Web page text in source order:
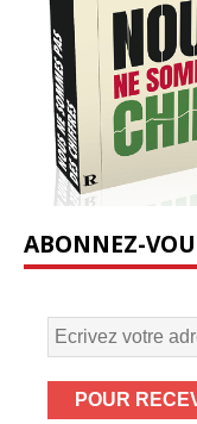
ABONNEZ-